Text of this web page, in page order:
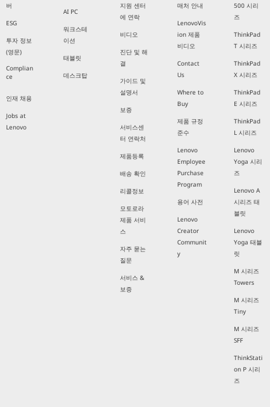
버
ESG
투자 정보
(영문)
Complian
ce
인재 채용
Jobs at
Lenovo
AI PC
워크스테
이션
태블릿
데스크탑
지원 센터
에 연락
비디오
진단 및 해
결
가이드 및
설명서
보증
서비스센
터 연락처
제품등록
배송 확인
리콜정보
모토로라
제품 서비
스
자주 묻는
질문
서비스 &
보증
매처 안내
LenovoVis
ion 제품
비디오
Contact
Us
Where to
Buy
제품 규정
준수
Lenovo
Employee
Purchase
Program
용어 사전
Lenovo
Creator
Communit
y
500 시리
즈
ThinkPad
T 시리즈
ThinkPad
X 시리즈
ThinkPad
E 시리즈
ThinkPad
L 시리즈
Lenovo
Yoga 시리
즈
Lenovo A
시리즈 태
블릿
Lenovo
Yoga 태블
릿
M 시리즈
Towers
M 시리즈
Tiny
M 시리즈
SFF
ThinkStati
on P 시리
즈